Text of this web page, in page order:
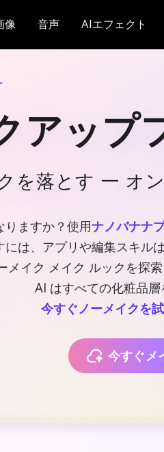
像 音声 AIエフェクト
アップ
を落とす — オ
りますか？使用ナノバナナ
は、アプリや編集スキ
メイク メイク ルックを探
AI はすべての化粧品層
今すぐノーメイクを
今すぐメ